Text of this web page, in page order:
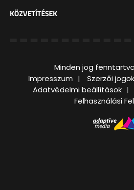
KÖZVETÍTÉSEK
Minden jog fenntartva
Impresszum
Szerzői jogok
Adatvédelmi beállítások
Felhasználási